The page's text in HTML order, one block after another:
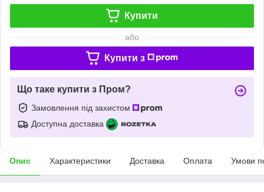
Купити
або
Купити з
Що таке купити з Пром?
Замовлення під захистом
Доступна доставка
Опис Характеристики Доставка Оплата Умови